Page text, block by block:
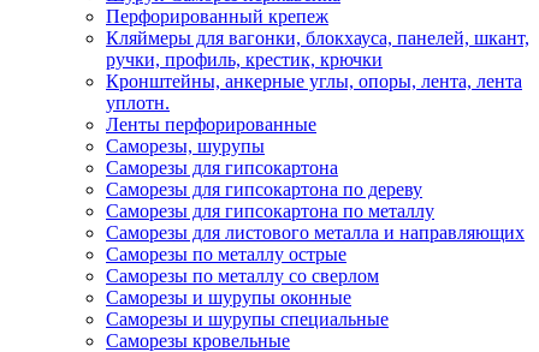
Перфорированный крепеж
Кляймеры для вагонки, блокхауса, панелей, шкант,
ручки, профиль, крестик, крючки
Кронштейны, анкерные углы, опоры, лента, лента
уплотн.
Ленты перфорированные
Саморезы, шурупы
Саморезы для гипсокартона
Саморезы для гипсокартона по дереву
Саморезы для гипсокартона по металлу
Саморезы для листового металла и направляющих
Саморезы по металлу острые
Саморезы по металлу со сверлом
Саморезы и шурупы оконные
Саморезы и шурупы специальные
Саморезы кровельные